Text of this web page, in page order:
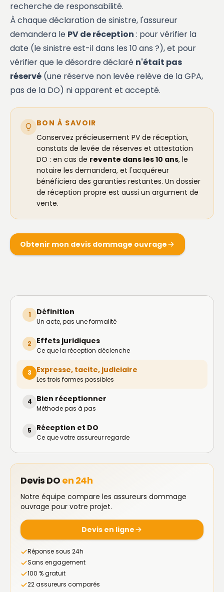
recherche de responsabilité.
À chaque déclaration de sinistre, l'assureur
demandera le PV de réception : pour vérifier la
date (le sinistre est-il dans les 10 ans ?), et pour
vérifier que le désordre déclaré n'était pas
réservé (une réserve non levée relève de la GPA,
pas de la DO) ni apparent et accepté.
BON À SAVOIR
Conservez précieusement PV de réception,
constats de levée de réserves et attestation
DO : en cas de revente dans les 10 ans, le
notaire les demandera, et l'acquéreur
bénéficiera des garanties restantes. Un dossier
de réception propre est aussi un argument de
vente.
Obtenir mon devis dommage ouvrage
1 Définition
Un acte, pas une formalité
2 Effets juridiques
Ce que la réception déclenche
3 Expresse, tacite, judiciaire
Les trois formes possibles
4 Bien réceptionner
Méthode pas à pas
5 Réception et DO
Ce que votre assureur regarde
Devis DO en 24h
Notre équipe compare les assureurs dommage
ouvrage pour votre projet.
Devis en ligne
Réponse sous 24h
Sans engagement
100 % gratuit
22 assureurs comparés